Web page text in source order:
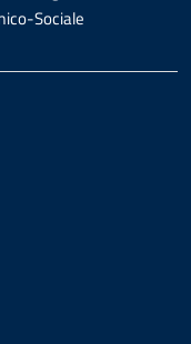
Sociale